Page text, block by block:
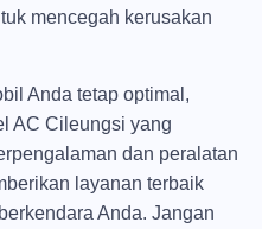
mencegah kerusakan
Anda tetap optimal,
AC Cileungsi yang
dan peralatan
layanan terbaik
Anda. Jangan